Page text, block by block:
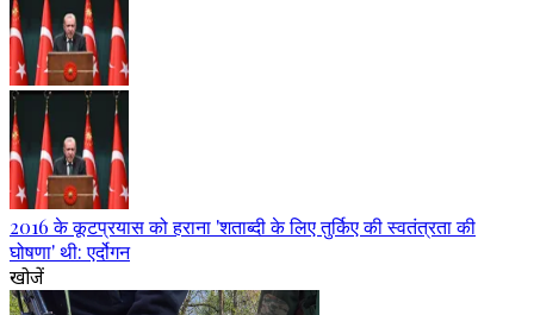
2016 के कूटप्रयास को हराना 'शताब्दी के लिए तुर्किए की स्वतंत्रता की
घोषणा' थी: एर्दोगन
खोजें